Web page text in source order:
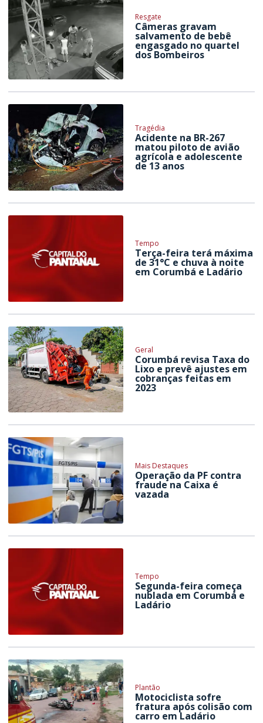
Resgate
Câmeras gravam
salvamento de bebê
engasgado no quartel
dos Bombeiros
Tragédia
Acidente na BR-267
matou piloto de avião
agrícola e adolescente
de 13 anos
Tempo
Terça-feira terá máxima
de 31°C e chuva à noite
em Corumbá e Ladário
Geral
Corumbá revisa Taxa do
Lixo e prevê ajustes em
cobranças feitas em
2023
Mais Destaques
Operação da PF contra
fraude na Caixa é
vazada
Tempo
Segunda-feira começa
nublada em Corumbá e
Ladário
Plantão
Motociclista sofre
fratura após colisão com
carro em Ladário